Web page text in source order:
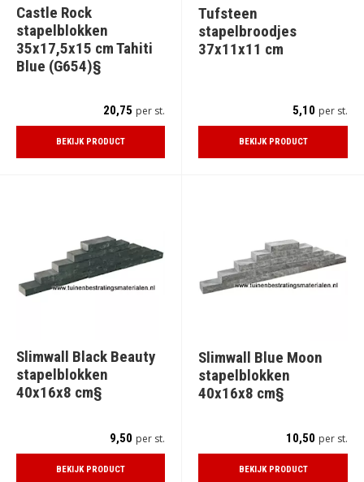
Castle Rock
stapelblokken
35x17,5x15 cm Tahiti
Blue (G654)§
20,75 per st.
BEKIJK PRODUCT
Tufsteen
stapelbroodjes
37x11x11 cm
5,10 per st.
BEKIJK PRODUCT
Slimwall Black Beauty
stapelblokken
40x16x8 cm§
9,50 per st.
BEKIJK PRODUCT
Slimwall Blue Moon
stapelblokken
40x16x8 cm§
10,50 per st.
BEKIJK PRODUCT